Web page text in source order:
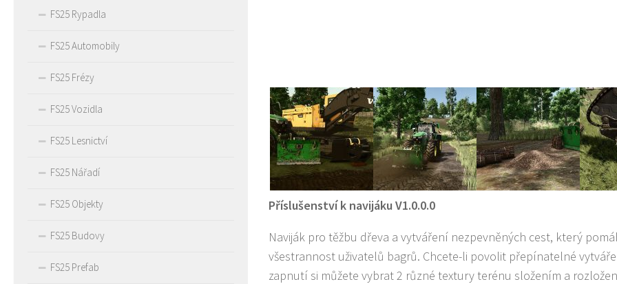
Příslušenství k navijáku V1.0.0.0
Naviják pro těžbu dřeva a vytváření nezpevněných cest, který
všestrannost uživatelů bagrů. Chcete-li povolit přepínatelné
zapnutí si můžete vybrat 2 různé textury terénu složením a
FS25 Rypadla
FS25 Automobily
FS25 Frézy
FS25 Vozidla
FS25 Lesnictví
FS25 Nářadí
FS25 Objekty
FS25 Budovy
FS25 Prefab